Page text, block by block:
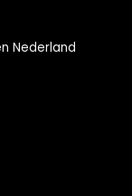
Nederland